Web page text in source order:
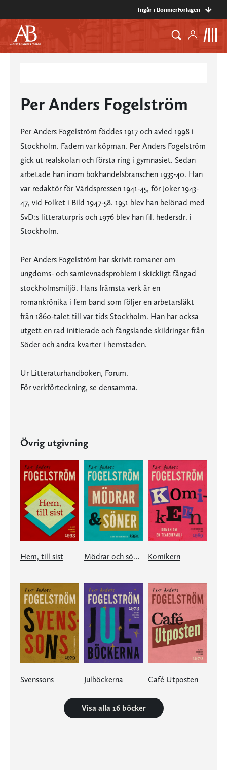
Ingår i Bonnierförlagen
Per Anders Fogelström
Per Anders Fogelström föddes 1917 och avled 1998 i
Stockholm. Fadern var köpman. Per Anders Fogelström
gick ut realskolan och första ring i gymnasiet. Sedan
arbetade han inom bokhandelsbranschen 1935-40. Han
var redaktör för Världspressen 1941-45, för Joker 1943-
47, vid Folket i Bild 1947-58. 1951 blev han belönad med
SvD:s litteraturpris och 1976 blev han fil. hedersdr. i
Stockholm.
Per Anders Fogelström har skrivit romaner om
ungdoms- och samlevnadsproblem i skickligt fångad
stockholmsmiljö. Hans främsta verk är en
romankrönika i fem band som följer en arbetarsläkt
från 1860-talet till vår tids Stockholm. Han har också
utgett en rad initierade och fängslande skildringar från
Söder och andra kvarter i hemstaden.
Ur Litteraturhandboken, Forum.
För verkförteckning, se densamma.
Övrig utgivning
Hem, till sist Mödrar och söner Komikern
Svenssons Julböckerna Café Utposten
Visa alla 16 böcker